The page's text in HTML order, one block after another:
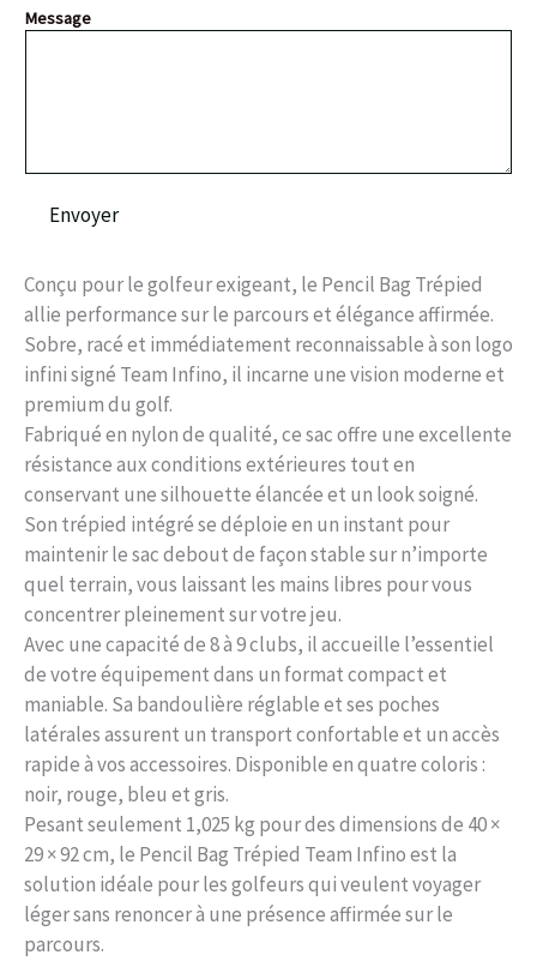
s
s
a
Message
Envoyer
Conçu pour le golfeur exigeant, le Pencil Bag Trépied
allie performance sur le parcours et élégance affirmée.
Sobre, racé et immédiatement reconnaissable à son logo
infini signé Team Infino, il incarne une vision moderne et
premium du golf.
Fabriqué en nylon de qualité, ce sac offre une excellente
résistance aux conditions extérieures tout en
conservant une silhouette élancée et un look soigné.
Son trépied intégré se déploie en un instant pour
maintenir le sac debout de façon stable sur n’importe
quel terrain, vous laissant les mains libres pour vous
concentrer pleinement sur votre jeu.
Avec une capacité de 8 à 9 clubs, il accueille l’essentiel
de votre équipement dans un format compact et
maniable. Sa bandoulière réglable et ses poches
latérales assurent un transport confortable et un accès
rapide à vos accessoires. Disponible en quatre coloris :
noir, rouge, bleu et gris.
Pesant seulement 1,025 kg pour des dimensions de 40 ×
29 × 92 cm, le Pencil Bag Trépied Team Infino est la
solution idéale pour les golfeurs qui veulent voyager
léger sans renoncer à une présence affirmée sur le
parcours.